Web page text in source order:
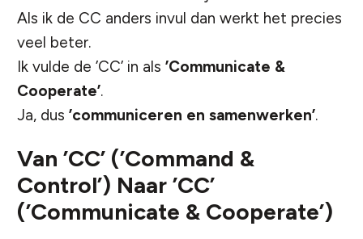
Als ik de CC anders invul dan werkt het precies
veel beter.
Ik vulde de ’CC’ in als ’Communicate &
Cooperate’.
Ja, dus ’communiceren en samenwerken’.
Van ’CC’ (’Command &
Control’) Naar ’CC’
(’Communicate & Cooperate’)